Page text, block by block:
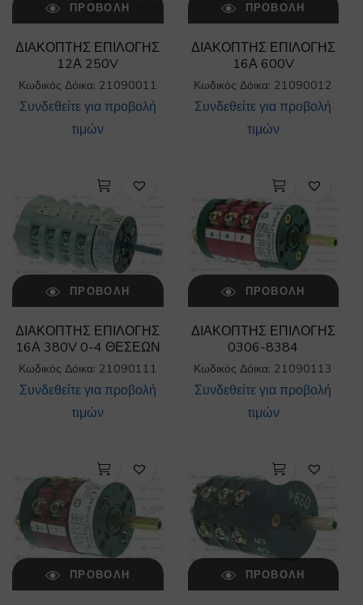
ΠΡΟΒΟΛΉ
ΔΙΑΚΟΠΤΗΣ ΕΠΙΛΟΓΗΣ
12Α 250V
Κωδικός Δόικα: 21090011
Συνδεθείτε για προβολή
τιμών
ΠΡΟΒΟΛΉ
ΔΙΑΚΟΠΤΗΣ ΕΠΙΛΟΓΗΣ
16Α 600V
Κωδικός Δόικα: 21090012
Συνδεθείτε για προβολή
τιμών
ΠΡΟΒΟΛΉ
ΔΙΑΚΟΠΤΗΣ ΕΠΙΛΟΓΗΣ
16Α 380V 0-4 ΘΕΣΕΩΝ
Κωδικός Δόικα: 21090111
Συνδεθείτε για προβολή
τιμών
ΠΡΟΒΟΛΉ
ΔΙΑΚΟΠΤΗΣ ΕΠΙΛΟΓΗΣ
0306-8384
Κωδικός Δόικα: 21090113
Συνδεθείτε για προβολή
τιμών
ΠΡΟΒΟΛΉ ΠΡΟΒΟΛΉ